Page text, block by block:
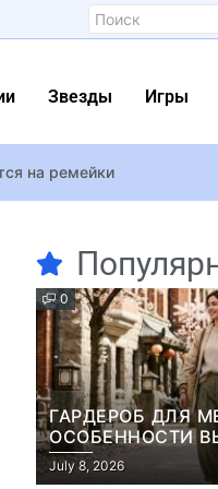
Звезды Игры
на ремейки
Lies
боевой пропуск и
0
ГАРДЕРОБ ДЛЯ
ОСОБЕННОСТИ
ДЕМИСЕЗОННОЙ
ЭЛЕГАНТНОГО
July 8, 2026